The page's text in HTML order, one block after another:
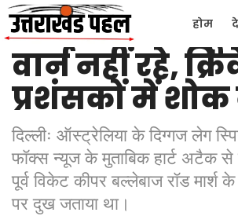
होम
पिथौरागढ़पौड़ी गढ़वालबागेश्वररुद्रप्रयाग हरिद्वार देश
ऑस्ट्रेलिया के
वार्न नहीं रहे,
प्रशंसकों में
दिल्लीः ऑस्ट्रेलिया के दिग्गज लेग
फॉक्स न्यूज के मुताबिक हार्ट अटैक
पूर्व विकेट कीपर बल्लेबाज रॉड
पर दुख जताया था।